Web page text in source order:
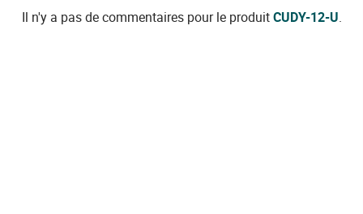
Il n'y a pas de commentaires pour le produitCUDY-12-U.